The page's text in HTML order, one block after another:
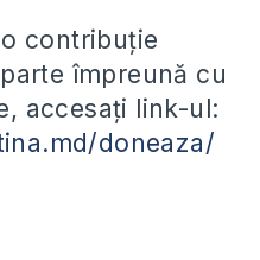
contribuție
împreună cu
accesați link-ul:
doneaza/